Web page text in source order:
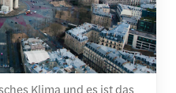
Klima und es ist das